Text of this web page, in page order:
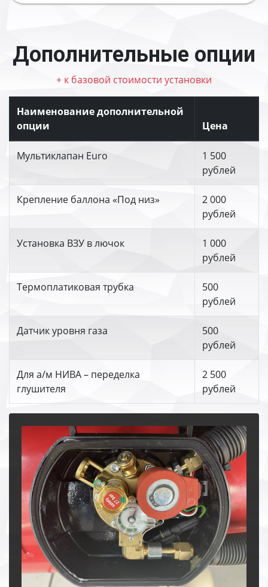
Дополнительные опции
+ к базовой стоимости установки
Наименование дополнительной
опции
Цена
Мультиклапан Euro
1 500
рублей
Крепление баллона «Под низ»
2 000
рублей
Установка ВЗУ в лючок
1 000
рублей
Термоплатиковая трубка
500
рублей
Датчик уровня газа
500
рублей
Для а/м НИВА – переделка
глушителя
2 500
рублей